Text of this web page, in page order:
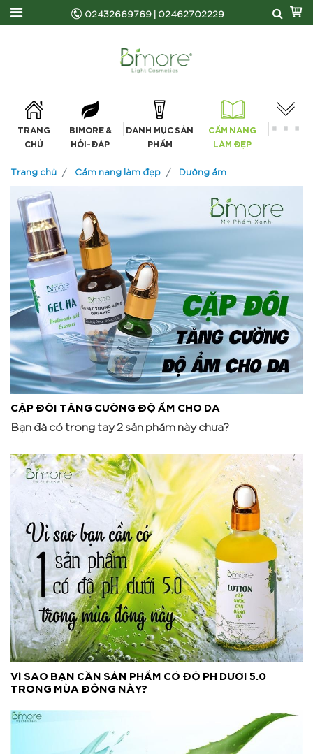
02432669769|02462702229
TRANG
CHỦ
BIMORE &
HỎI-ĐÁP
DANH MỤC SẢN
PHẨM
CẨM NANG
LÀM ĐẸP
Trang chủ Cẩm nang làm đẹp Dưỡng ẩm
CẶP ĐÔI TĂNG CƯỜNG ĐỘ ẨM CHO DA
Bạn đã có trong tay 2 sản phẩm này chưa?
VÌ SAO BẠN CẦN SẢN PHẨM CÓ ĐỘ PH DƯỚI 5.0
TRONG MÙA ĐÔNG NÀY?